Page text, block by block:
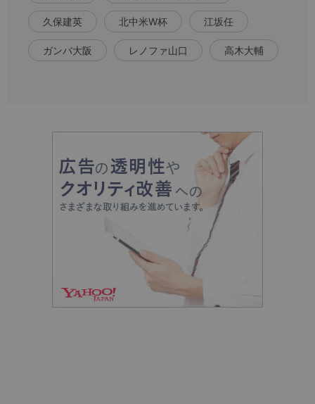
久保建英 北中米W杯 江坂任
ガンバ大阪 レノファ山口 高木大輔